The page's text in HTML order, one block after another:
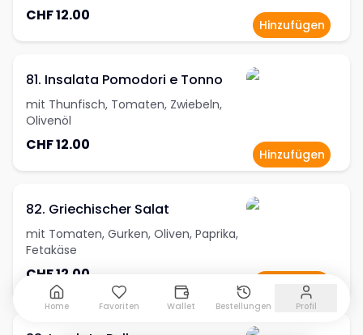
CHF 12.00
Hinzufügen
81. Insalata Pomodori e Tonno
mit Thunfisch, Tomaten, Zwiebeln,
Olivenöl
CHF 12.00
Hinzufügen
82. Griechischer Salat
mit Tomaten, Gurken, Oliven, Paprika,
Fetakäse
CHF 12.00
Hinzufügen
Home Favoriten Wallet Bestellungen Profil